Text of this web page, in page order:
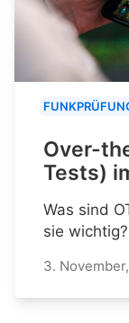
Over-
Tests)
Was sind
sie
3.